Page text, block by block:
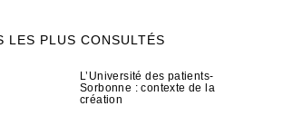
LES PLUS CONSULTÉS
L’Université des patients-
Sorbonne : contexte de la
création